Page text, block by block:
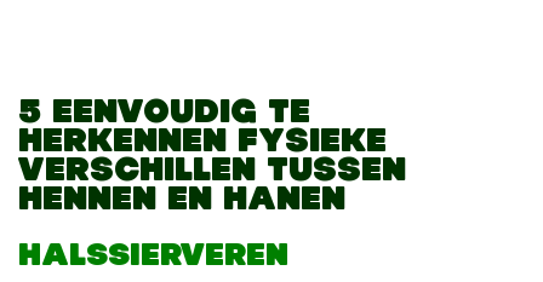
5 EENVOUDIG TE
HERKENNEN FYSIEKE
VERSCHILLEN TUSSEN
HENNEN EN HANEN
HALSSIERVEREN